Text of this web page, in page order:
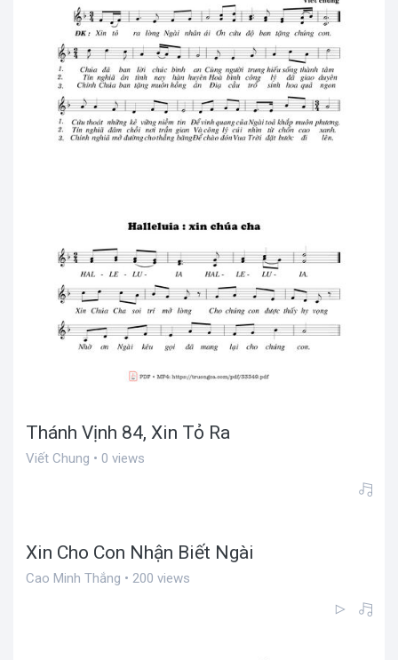
Thánh Vịnh 84, Xin Tỏ Ra
Viết Chung • 0 views
Xin Cho Con Nhận Biết Ngài
Cao Minh Thắng • 200 views